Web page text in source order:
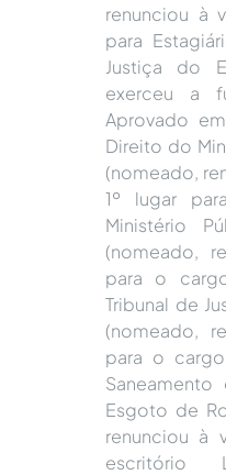
renunciou à
para
Justiça do
exerceu a
Aprovado
Direito do
(nomeado,
1º lugar
Ministério
(nomeado,
para o
Tribunal de
(nomeado,
para o
Esgoto de
renunciou à
escritório